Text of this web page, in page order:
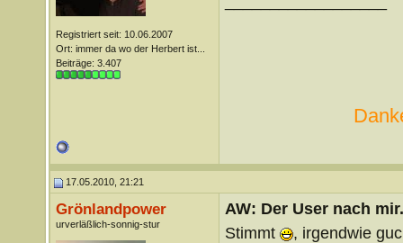
Registriert seit: 10.06.2007
Ort: immer da wo der Herbert ist...
Beiträge: 3.407
17.05.2010, 21:21
Grönlandpower
urverläßlich-sonnig-stur
AW: Der User nach
Stimmt
, irgendwie